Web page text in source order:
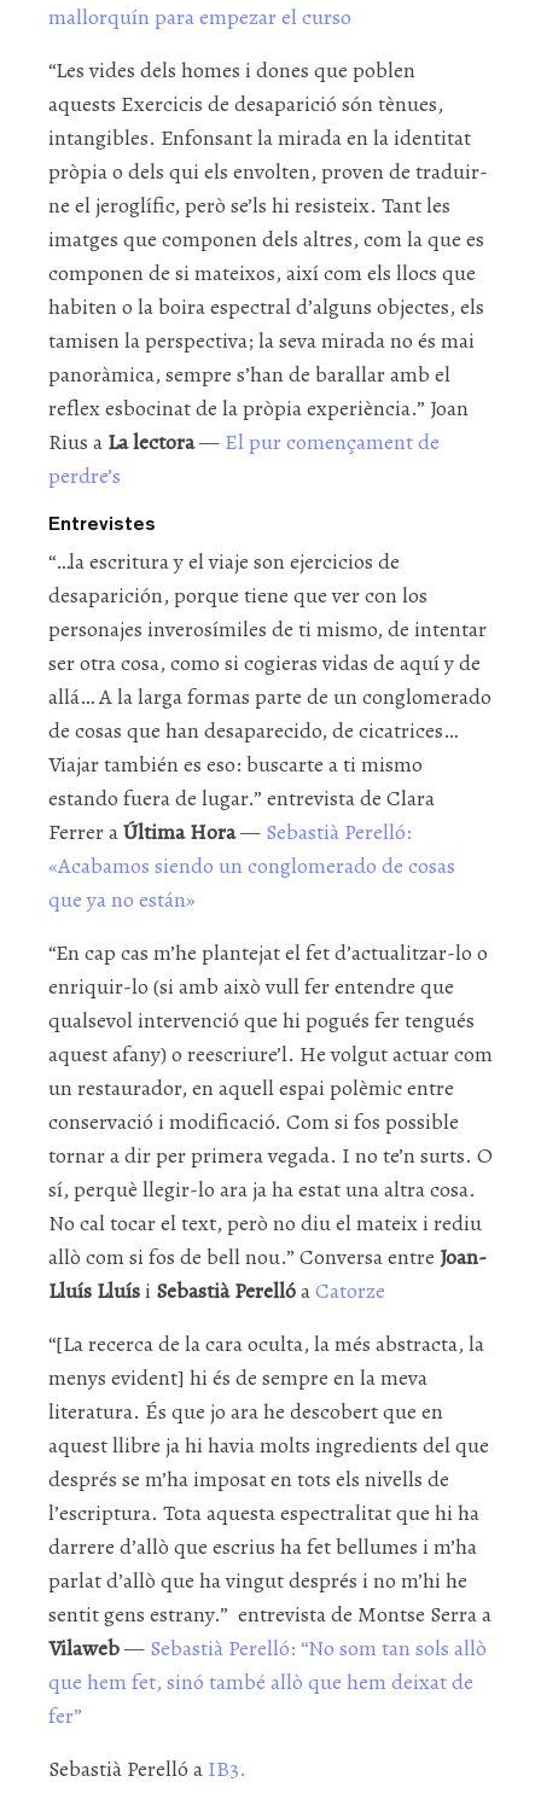
mallorquín para empezar el curso
“Les vides dels homes i dones que poblen
aquests Exercicis de desaparició són tènues,
intangibles. Enfonsant la mirada en la identitat
pròpia o dels qui els envolten, proven de traduir-
ne el jeroglífic, però se’ls hi resisteix. Tant les
imatges que componen dels altres, com la que es
componen de si mateixos, així com els llocs que
habiten o la boira espectral d’alguns objectes, els
tamisen la perspectiva; la seva mirada no és mai
panoràmica, sempre s’han de barallar amb el
reflex esbocinat de la pròpia experiència.” Joan
Rius a La lectora— El pur començament de
perdre’s
Entrevistes
“…la escritura y el viaje son ejercicios de
desaparición, porque tiene que ver con los
personajes inverosímiles de ti mismo, de intentar
ser otra cosa, como si cogieras vidas de aquí y de
allá… A la larga formas parte de un conglomerado
de cosas que han desaparecido, de cicatrices…
Viajar también es eso: buscarte a ti mismo
estando fuera de lugar.” entrevista de Clara
Ferrer aÚltima Hora— Sebastià Perelló:
«Acabamos siendo un conglomerado de cosas
que ya no están»
“En cap cas m’he plantejat el fet d’actualitzar-lo o
enriquir-lo (si amb això vull fer entendre que
qualsevol intervenció que hi pogués fer tengués
aquest afany) o reescriure’l. He volgut actuar com
un restaurador, en aquell espai polèmic entre
conservació i modificació. Com si fos possible
tornar a dir per primera vegada. I no te’n surts. O
sí, perquè llegir-lo ara ja ha estat una altra cosa.
No cal tocar el text, però no diu el mateix i rediu
allò com si fos de bell nou.” Conversa entre Joan-
Lluís Lluísi Sebastià PerellóaCatorze
“[La recerca de la cara oculta, la més abstracta, la
menys evident] hi és de sempre en la meva
literatura. És que jo ara he descobert que en
aquest llibre ja hi havia molts ingredients del que
després se m’ha imposat en tots els nivells de
l’escriptura. Tota aquesta espectralitat que hi ha
darrere d’allò que escrius ha fet bellumes i m’ha
parlat d’allò que ha vingut després i no m’hi he
sentit gens estrany.” entrevista de Montse Serra a
Vilaweb— Sebastià Perelló: “No som tan sols allò
que hem fet, sinó també allò que hem deixat de
fer”
Sebastià Perelló a IB3.